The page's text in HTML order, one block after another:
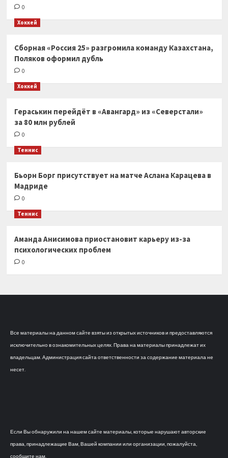
0
Хоккей
Сборная «Россия 25» разгромила команду Казахстана,
Поляков оформил дубль
0
Хоккей
Гераськин перейдёт в «Авангард» из «Северстали»
за 80 млн рублей
0
Теннис
Бьорн Борг присутствует на матче Аслана Карацева в
Мадриде
0
Теннис
Аманда Анисимова приостановит карьеру из-за
психологических проблем
0
Все материалы на данном сайте взяты из открытых источников и предоставляются
исключительно в ознакомительных целях. Права на материалы принадлежат их
владельцам. Администрация сайта ответственности за содержание материала не
несет.
Если Вы обнаружили на нашем сайте материалы, которые нарушают авторские
права, принадлежащие Вам, Вашей компании или организации, пожалуйста,
сообщите нам.